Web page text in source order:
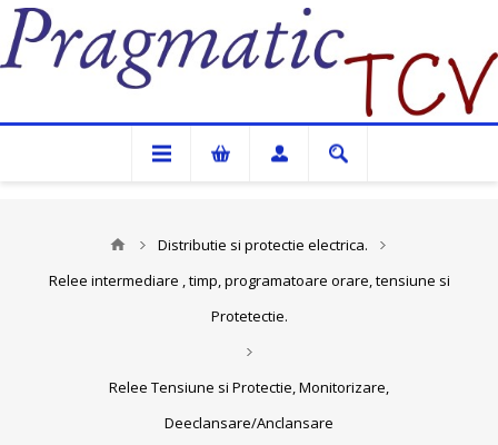
Pragmatic TCV
Distributie si protectie electrica.
Relee intermediare , timp, programatoare orare, tensiune si
Protetectie.
Relee Tensiune si Protectie, Monitorizare,
Deeclansare/Anclansare